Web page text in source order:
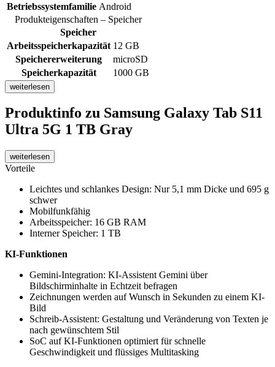
Betriebssystemfamilie Android
Produkteigenschaften – Speicher
Speicher
Arbeitsspeicherkapazität 12 GB
Speichererweiterung
microSD
Speicherkapazität
1000 GB
weiterlesen
Produktinfo zu Samsung Galaxy Tab S11
Ultra 5G 1 TB Gray
weiterlesen
Vorteile
Leichtes und schlankes Design: Nur 5,1 mm Dicke und 695 g
schwer
Mobilfunkfähig
Arbeitsspeicher: 16 GB RAM
Interner Speicher: 1 TB
KI-Funktionen
Gemini-Integration: KI-Assistent Gemini über
Bildschirminhalte in Echtzeit befragen
Zeichnungen werden auf Wunsch in Sekunden zu einem KI-
Bild
Schreib-Assistent: Gestaltung und Veränderung von Texten je
nach gewünschtem Stil
SoC auf KI-Funktionen optimiert für schnelle
Geschwindigkeit und flüssiges Multitasking